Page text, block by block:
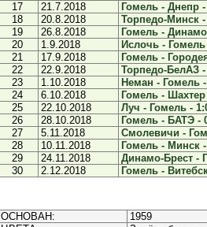
17
21.7.2018
Гомель - Днепр -
18
20.8.2018
Торпедо-Минск
19
26.8.2018
Гомель -
20
1.9.2018
Ислочь - Гомель
21
17.9.2018
Гомель -
22
22.9.2018
Торпедо-БелАЗ
23
1.10.2018
Неман - Гомель
24
6.10.2018
Гомель - Шахтер
25
22.10.2018
Луч - Гомель -
26
28.10.2018
Гомель - БАТЭ -
27
5.11.2018
Смолевичи -
28
10.11.2018
Гомель - Минск
29
24.11.2018
Динамо-Брест -
30
2.12.2018 Гомель -
ОСНОВАН:
1959